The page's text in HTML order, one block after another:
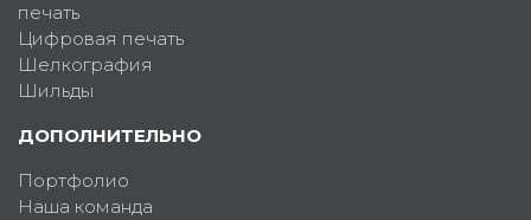
печать
Цифровая печать
Шелкография
Шильды
ДОПОЛНИТЕЛЬНО
Портфолио
Наша команда